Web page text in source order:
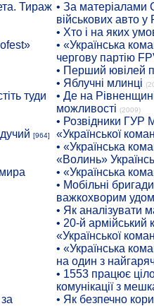
Тираж
туди
[964]
• За матеріалами
військових авто у
• Хто і на яких
• «Українська
чергову партію
• Перший ювілей
• Яблучні млинці
• Де на
можливості (2009)
• Розвідники ГУР
«Української
• «Українська
«Волинь»
• «Українська
• Мобільні
важкохворим
• Як аналізувати
• 20-й
«Української
• «Українська
на один з
• 1553 працює
комунікації з
• Як безпечно